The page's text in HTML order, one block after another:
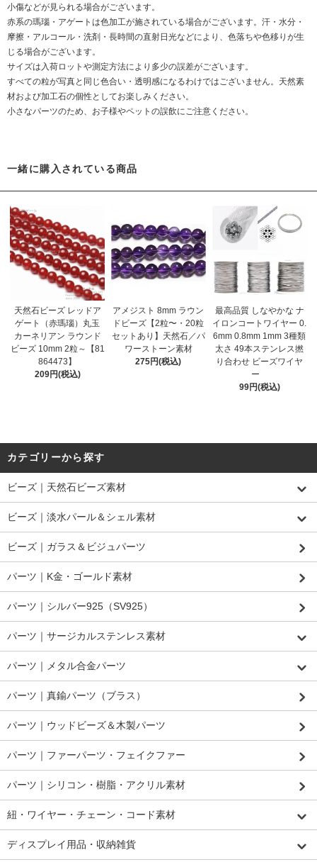
小傷などが見られる場合がございます。
赤系の瑪瑙・アゲートは色加工が施されている場合がございます。汗・水分・
摩擦・アルコール・洗剤・長時間の直射日光などにより、色落ちや色移りが生
じる場合がございます。
サイズは入荷ロットや測定方法により多少の誤差がございます。
すべての粒が写真と同じ色合い・透明感になるわけではございません。天然素
材および加工石の個性としてお楽しみください。
小さなパーツのため、お子様やペットの誤飲にご注意ください。
一緒に購入されている商品
天然石ビーズ レッドア
ゲート（赤瑪瑙）丸玉
カーネリアン ラウンド
ビーズ 10mm 2粒～【81
864473】
209円(税込)
アメジスト 8mm ラウン
ドビーズ【2粒〜・20粒
セットあり】天然石／パ
ワーストーン素材
275円(税込)
最高品質 しなやかな ナ
イロンコートワイヤー 0.
6mm 0.8mm 1mm 3種類
太さ 49本ステンレス撚
り合わせ ビーズワイヤ
ー
99円(税込)
カテゴリーから探す
ビーズ｜天然石ビーズ素材
ビーズ｜淡水パール＆シェル素材
ビーズ｜ガラス＆ビジュパーツ
パーツ｜K金・ゴールド素材
パーツ｜シルバー925（SV925）
パーツ｜サージカルステンレス素材
パーツ｜メタル合金パーツ
パーツ｜真鍮パーツ（ブラス）
パーツ｜ウッドビーズ＆木製パーツ
パーツ｜ファーパーツ・フェイクファー
パーツ｜シリコン・樹脂・アクリル素材
紐・ワイヤー・チェーン・コード素材
ディスプレイ用品・収納雑貨